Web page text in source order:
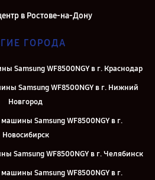
в Ростове-на-Дону
ГОРОДА
Samsung WF8500NGY в г. Краснодар
Samsung WF8500NGY в г. Нижний
Новгород
Samsung WF8500NGY в г.
Новосибирск
Samsung WF8500NGY в г. Челябинск
Samsung WF8500NGY в г.